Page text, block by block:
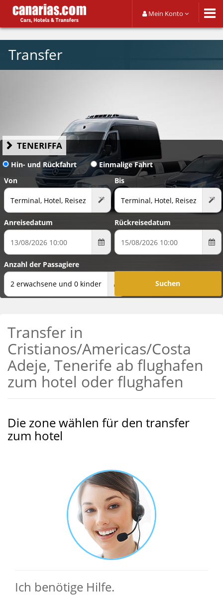
Mein Konto
Transfer
TENERIFFA
Hin- und Rückfahrt
Einmalige Fahrt
Von
Bis
Anreisedatum Rückreisedatum
Anzahl der Passagiere
2 erwachsene und 0 kinder
Transfer in
Cristianos/Americas/Costa
Adeje, Tenerife ab flughafen
zum hotel oder flughafen
Die zone wählen für den transfer
zum hotel
Ich benötige Hilfe.